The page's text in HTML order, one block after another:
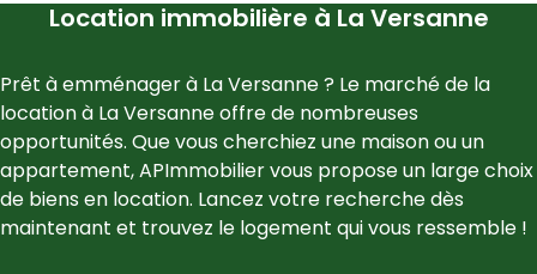
Location immobilière à La Versanne
Prêt à emménager à La Versanne ? Le marché de la
location à La Versanne offre de nombreuses
opportunités. Que vous cherchiez une maison ou un
appartement, APImmobilier vous propose un large choix
de biens en location. Lancez votre recherche dès
maintenant et trouvez le logement qui vous ressemble !